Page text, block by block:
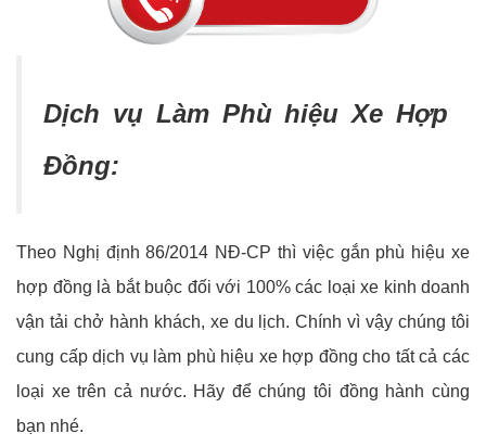
Dịch vụ Làm Phù hiệu Xe Hợp
Đồng:
Theo Nghị định 86/2014 NĐ-CP thì việc gắn phù hiệu xe
hợp đồng là bắt buộc đối với 100% các loại xe kinh doanh
vận tải chở hành khách, xe du lịch. Chính vì vậy chúng tôi
cung cấp dịch vụ làm phù hiệu xe hợp đồng cho tất cả các
loại xe trên cả nước. Hãy để chúng tôi đồng hành cùng
bạn nhé.